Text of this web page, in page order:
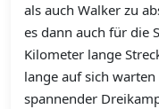
als auch Walker zu
es dann auch für die
Kilometer lange
lange auf sich
spannender